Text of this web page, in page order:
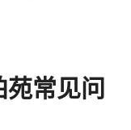
常见问